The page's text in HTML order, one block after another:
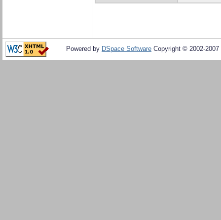
Powered by DSpace Software Copyright © 2002-2007